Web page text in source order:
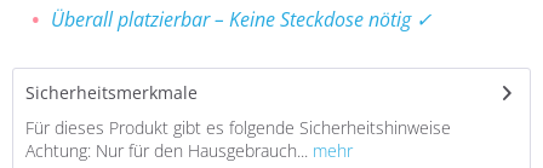
Überall platzierbar – Keine Steckdose nötig ✓
Sicherheitsmerkmale
Für dieses Produkt gibt es folgende Sicherheitshinweise
Achtung: Nur für den Hausgebrauch... mehr